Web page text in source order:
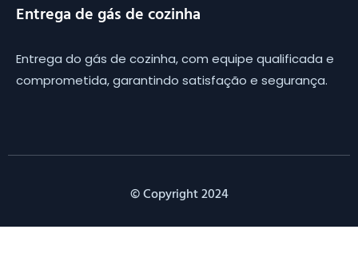
Entrega de gás de cozinha
Entrega do gás de cozinha, com equipe qualificada e
comprometida, garantindo satisfação e segurança.
© Copyright 2024